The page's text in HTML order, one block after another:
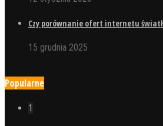
Czy porównanie ofert internetu
15 grudnia 2025
Popularne
1